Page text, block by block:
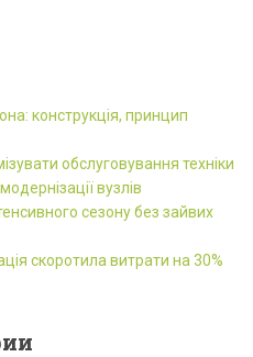
конструкція, принцип
обслуговування техніки
вузлів
сезону без зайвих
скоротила витрати на 30%